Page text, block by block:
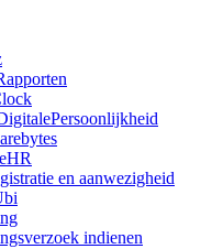
en aanwezigheid
indienen